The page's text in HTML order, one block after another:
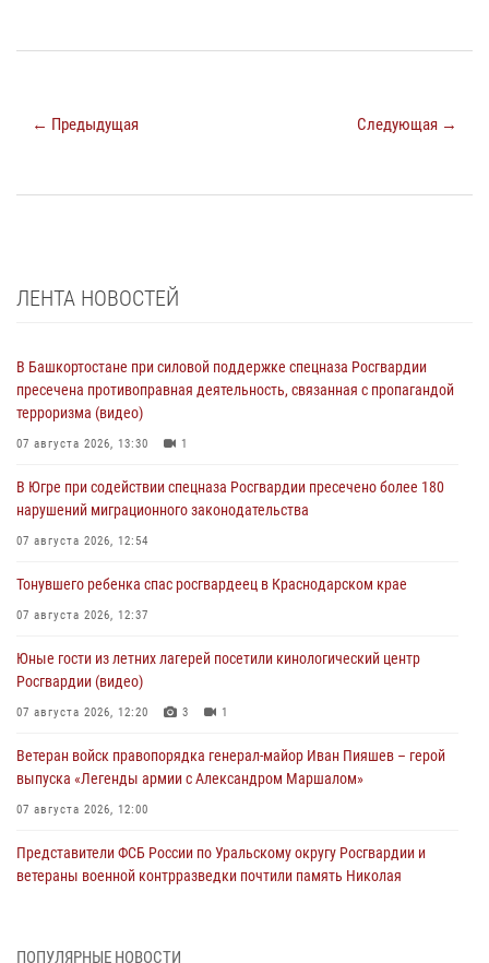
← Предыдущая Следующая →
ЛЕНТА НОВОСТЕЙ
В Башкортостане при силовой поддержке спецназа Росгвардии
пресечена противоправная деятельность, связанная с пропагандой
терроризма (видео)
07 августа 2026, 13:30 1
В Югре при содействии спецназа Росгвардии пресечено более 180
нарушений миграционного законодательства
07 августа 2026, 12:54
Тонувшего ребенка спас росгвардеец в Краснодарском крае
07 августа 2026, 12:37
Юные гости из летних лагерей посетили кинологический центр
Росгвардии (видео)
07 августа 2026, 12:20 3 1
Ветеран войск правопорядка генерал-майор Иван Пияшев – герой
выпуска «Легенды армии с Александром Маршалом»
07 августа 2026, 12:00
Представители ФСБ России по Уральскому округу Росгвардии и
ветераны военной контрразведки почтили память Николая
ПОПУЛЯРНЫЕ НОВОСТИ